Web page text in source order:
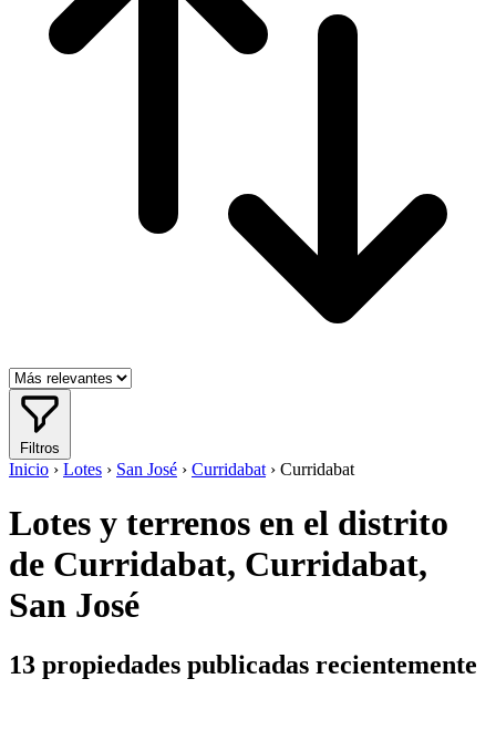
Filtros
Inicio › Lotes › San José › Curridabat › Curridabat
Lotes y terrenos en el distrito
de Curridabat, Curridabat,
San José
13 propiedades publicadas recientemente